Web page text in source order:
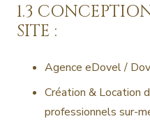
1.3
SITE :
Agence eDovel /
Création & Location
professionnels sur-